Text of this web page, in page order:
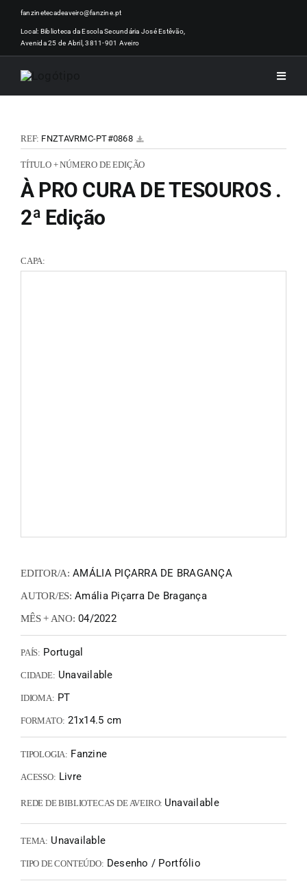
Skip
content
fanzinetecadeaveiro@fanzine.pt
Local: Biblioteca da Escola Secundária José Estêvão,
Avenida 25 de Abril, 3811-901 Aveiro
Toggle
REF: FNZTAVRMC-PT#0868
TÍTULO + NÚMERO DE EDIÇÃO
À PRO CURA DE TESOUROS .
2ª Edição
CAPA:
EDITOR/A: AMÁLIA PIÇARRA DE BRAGANÇA
AUTOR/ES: Amália Piçarra De Bragança
MÊS + ANO: 04/2022
PAÍS: Portugal
CIDADE: Unavailable
IDIOMA: PT
FORMATO: 21x14.5 cm
TIPOLOGIA: Fanzine
ACESSO: Livre
REDE DE BIBLIOTECAS DE AVEIRO: Unavailable
TEMA: Unavailable
TIPO DE CONTEÚDO: Desenho / Portfólio